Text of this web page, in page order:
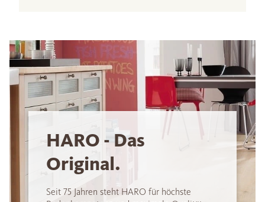
HARO - Das
Original.
Seit 75 Jahren steht HARO für höchste